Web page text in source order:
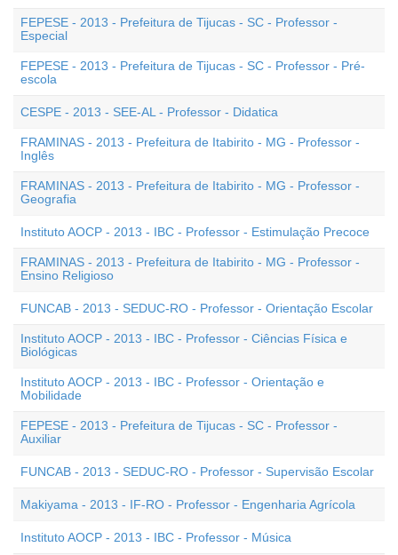
FEPESE - 2013 - Prefeitura de Tijucas - SC - Professor -
Especial
FEPESE - 2013 - Prefeitura de Tijucas - SC - Professor - Pré-
escola
CESPE - 2013 - SEE-AL - Professor - Didatica
FRAMINAS - 2013 - Prefeitura de Itabirito - MG - Professor -
Inglês
FRAMINAS - 2013 - Prefeitura de Itabirito - MG - Professor -
Geografia
Instituto AOCP - 2013 - IBC - Professor - Estimulação Precoce
FRAMINAS - 2013 - Prefeitura de Itabirito - MG - Professor -
Ensino Religioso
FUNCAB - 2013 - SEDUC-RO - Professor - Orientação Escolar
Instituto AOCP - 2013 - IBC - Professor - Ciências Física e
Biológicas
Instituto AOCP - 2013 - IBC - Professor - Orientação e
Mobilidade
FEPESE - 2013 - Prefeitura de Tijucas - SC - Professor -
Auxiliar
FUNCAB - 2013 - SEDUC-RO - Professor - Supervisão Escolar
Makiyama - 2013 - IF-RO - Professor - Engenharia Agrícola
Instituto AOCP - 2013 - IBC - Professor - Música